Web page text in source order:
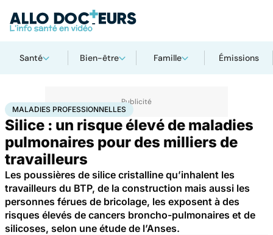
Santé Bien-être Famille Émissions
AccueilSantéMaladies professionnelles
MALADIES PROFESSIONNELLES
Silice : un risque élevé de maladies
pulmonaires pour des milliers de
travailleurs
Les poussières de silice cristalline qu’inhalent les
travailleurs du BTP, de la construction mais aussi les
personnes férues de bricolage, les exposent à des
risques élevés de cancers broncho-pulmonaires et de
silicoses, selon une étude de l’Anses.